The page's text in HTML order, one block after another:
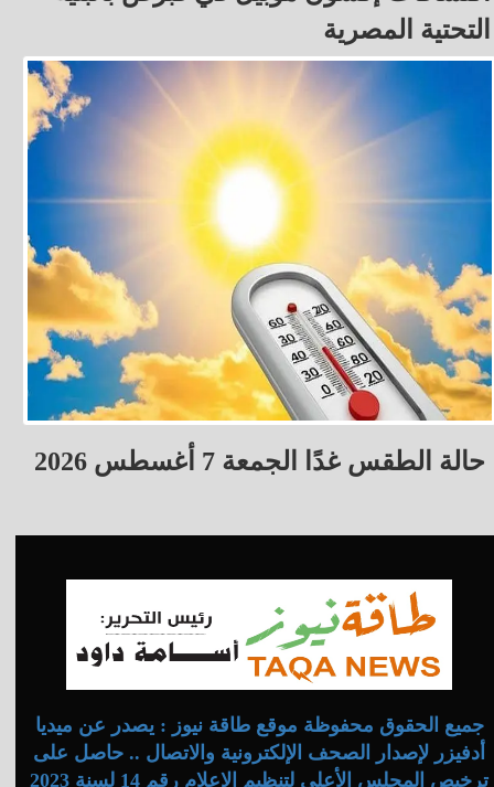
التحتية المصرية
حالة الطقس غدًا الجمعة 7 أغسطس 2026
جميع الحقوق محفوظة موقع طاقة نيوز : يصدر عن ميديا
أدفيزر لإصدار الصحف الإلكترونية والاتصال .. حاصل على
ترخيص المجلس الأعلى لتنظيم الإعلام رقم 14 لسنة 2023